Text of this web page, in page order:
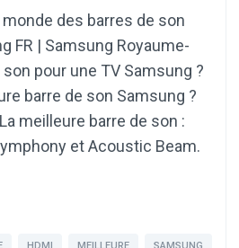
des barres de son
FR | Samsung Royaume-
son pour une TV Samsung ?
barre de son Samsung ?
meilleure barre de son :
et Acoustic Beam.
HDMI MEILLEURE SAMSUNG